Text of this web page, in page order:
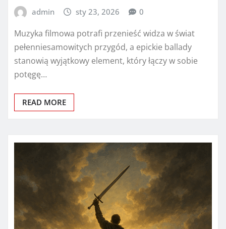
admin sty 23, 2026 0
Muzyka filmowa potrafi przenieść widza w świat
pełenniesamowitych przygód, a epickie ballady
stanowią wyjątkowy element, który łączy w sobie
potęgę…
READ MORE